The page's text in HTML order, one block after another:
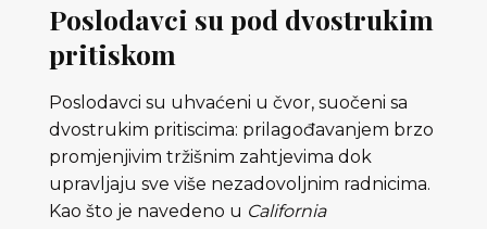
Poslodavci su pod dvostrukim
pritiskom
Poslodavci su uhvaćeni u čvor, suočeni sa
dvostrukim pritiscima: prilagođavanjem brzo
promjenjivim tržišnim zahtjevima dok
upravljaju sve više nezadovoljnim radnicima.
Kao što je navedeno u California